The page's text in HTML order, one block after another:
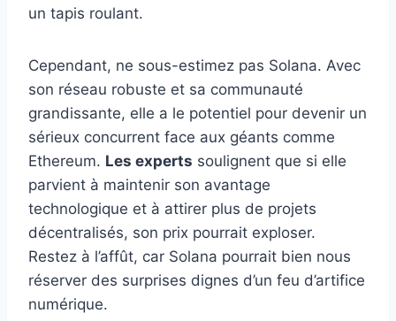
un tapis roulant.
Cependant, ne sous-estimez pas Solana. Avec
son réseau robuste et sa communauté
grandissante, elle a le potentiel pour devenir un
sérieux concurrent face aux géants comme
Ethereum. Les experts soulignent que si elle
parvient à maintenir son avantage
technologique et à attirer plus de projets
décentralisés, son prix pourrait exploser.
Restez à l’affût, car Solana pourrait bien nous
réserver des surprises dignes d’un feu d’artifice
numérique.